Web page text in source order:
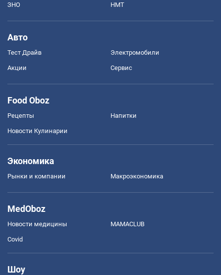
ЗНО НМТ
Авто
Тест Драйв Электромобили
Акции Сервис
Food Oboz
Рецепты Напитки
Новости Кулинарии
Экономика
Рынки и компании Mакроэкономика
MedOboz
Новости медицины MAMACLUB
Covid
Шоу